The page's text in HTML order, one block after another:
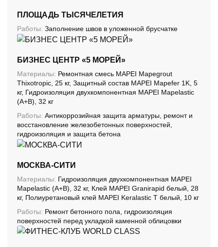
ПЛОЩАДЬ ТЫСЯЧЕЛЕТИЯ
Работы: Заполнение швов в уложенной брусчатке
БИЗНЕС ЦЕНТР «5 МОРЕЙ»
Материалы: Ремонтная смесь MAPEI Mapegrout
Thixotropic, 25 кг, Защитный состав MAPEI Mapefer 1K, 5
кг, Гидроизоляция двухкомпонентная MAPEI Mapelastic
(А+B), 32 кг
Работы: Антикоррозийная защита арматуры, ремонт и
восстановление железобетонных поверхностей,
гидроизоляция и защита бетона
МОСКВА-СИТИ
Материалы: Гидроизоляция двухкомпонентная MAPEI
Mapelastic (А+B), 32 кг, Клей MAPEI Granirapid белый, 28
кг, Полиуретановый клей MAPEI Keralastic T белый, 10 кг
Работы: Ремонт бетонного пола, гидроизоляция
поверхностей перед укладкой каменной облицовки